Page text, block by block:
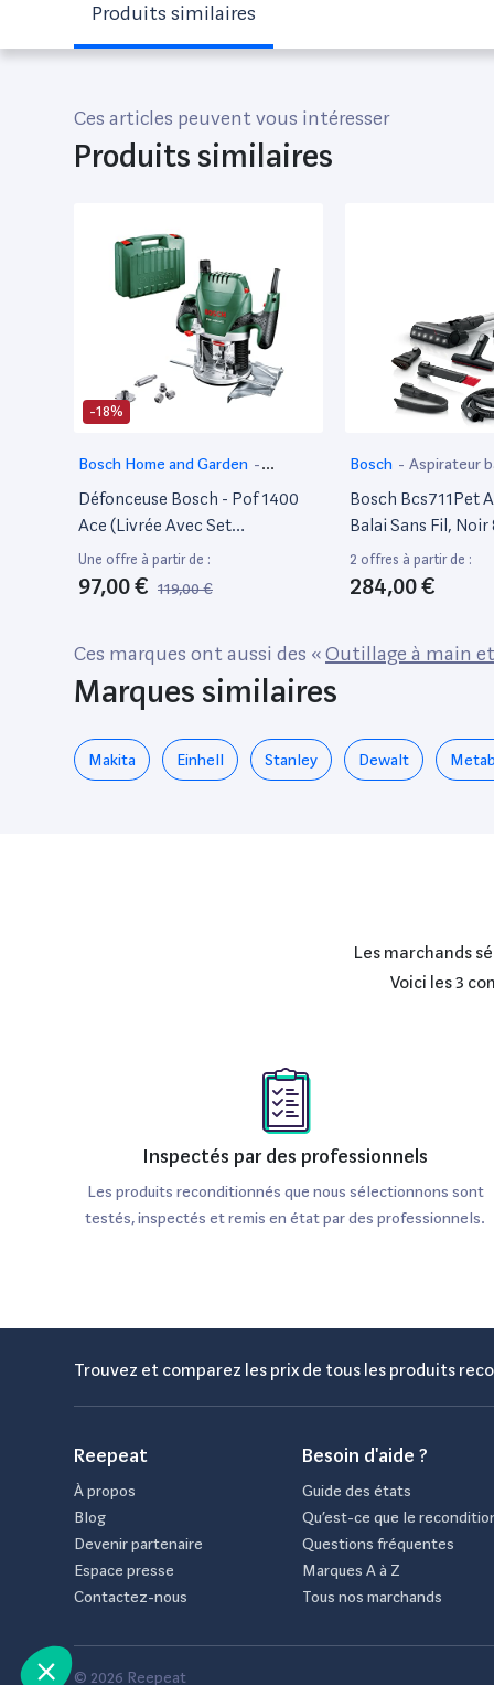
Produits similaires
Ces articles peuvent vous intéresser
Produits similaires
-18%
Bosch Home and Garden -
Défonseuse
Défonceuse Bosch - Pof 1400
Ace (Livrée Avec Set
D'Accessoires, Régulation
Électronique Constante,
Réglage De La Profondeur De
Une offre à partir de :
97,00 € 119,00 €
Bosch - Aspirateur
Bosch Bcs711Pet
Balai Sans Fil, Noir
Excellent État
2 offres à partir de :
284,00 €
Ces marques ont aussi des «Outillage à main
Marques similaires
Makita Einhell Stanley Dewalt
Les marchands
Voici les 3
Inspectés par des professionnels
Les produits reconditionnés que nous sélectionnons sont
testés, inspectés et remis en état par des professionnels.
Trouvez et comparez les prix de tous les produits
Reepeat
À propos
Blog
Devenir partenaire
Espace presse
Contactez-nous
Besoin d'aide ?
Guide des états
Qu’est-ce que le
Questions fréquentes
Marques A à Z
Tous nos marchands
© 2026 Reepeat